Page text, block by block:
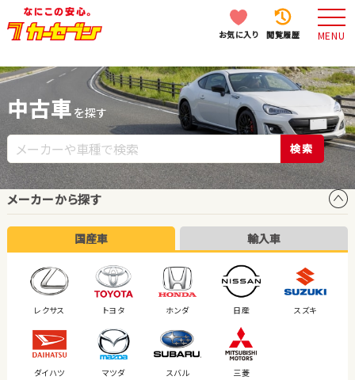
お気に入り 閲覧履歴 MENU
中古車 を探す
検索
メーカーから探す
国産車 輸入車
レクサス トヨタ ホンダ 日産 スズキ
ダイハツ マツダ スバル 三菱